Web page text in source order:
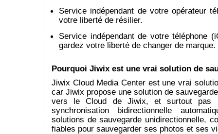
Service indépendant de votre opérateur
votre liberté de résilier.
Service indépendant de votre téléphone
gardez votre liberté de changer de marque.
Pourquoi Jiwix est une vrai solution de
Jiwix Cloud Media Center est une vrai
car Jiwix propose une solution de
vers le Cloud de Jiwix, et surtout pas
synchronisation bidirectionnelle
solutions de sauvegarde unidirectionnelle,
fiables pour sauvegarder ses photos et ses